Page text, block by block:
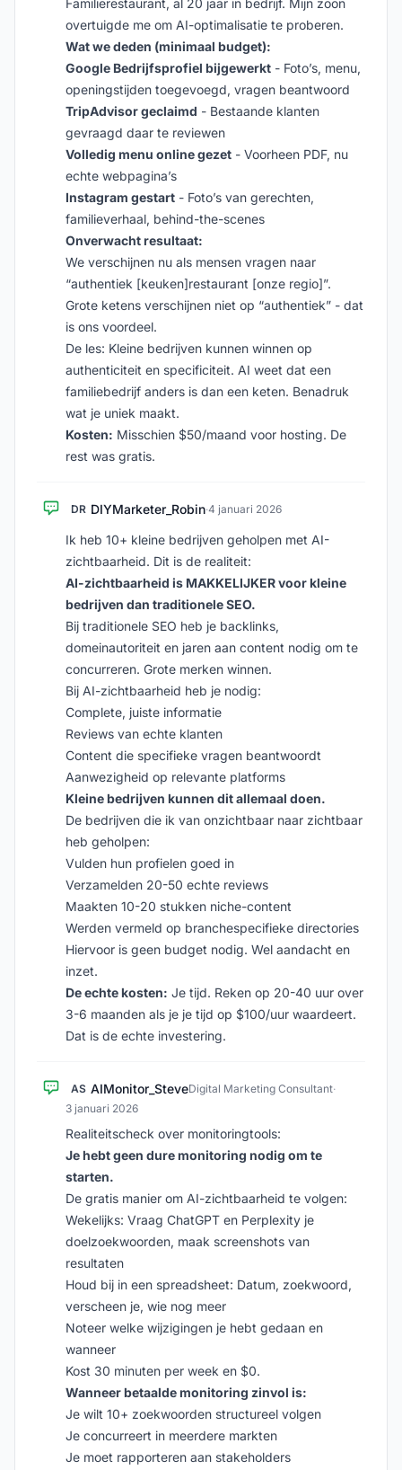
Familierestaurant, al 20 jaar in bedrijf. Mijn zoon
overtuigde me om AI-optimalisatie te proberen.
Wat we deden (minimaal budget):
Google Bedrijfsprofiel bijgewerkt - Foto’s, menu,
openingstijden toegevoegd, vragen beantwoord
TripAdvisor geclaimd - Bestaande klanten
gevraagd daar te reviewen
Volledig menu online gezet - Voorheen PDF, nu
echte webpagina’s
Instagram gestart - Foto’s van gerechten,
familieverhaal, behind-the-scenes
Onverwacht resultaat:
We verschijnen nu als mensen vragen naar
“authentiek [keuken]restaurant [onze regio]”.
Grote ketens verschijnen niet op “authentiek” - dat
is ons voordeel.
De les: Kleine bedrijven kunnen winnen op
authenticiteit en specificiteit. AI weet dat een
familiebedrijf anders is dan een keten. Benadruk
wat je uniek maakt.
Kosten: Misschien $50/maand voor hosting. De
rest was gratis.
DR DIYMarketer_Robin·4 januari 2026
Ik heb 10+ kleine bedrijven geholpen met AI-
zichtbaarheid. Dit is de realiteit:
AI-zichtbaarheid is MAKKELIJKER voor kleine
bedrijven dan traditionele SEO.
Bij traditionele SEO heb je backlinks,
domeinautoriteit en jaren aan content nodig om te
concurreren. Grote merken winnen.
Bij AI-zichtbaarheid heb je nodig:
Complete, juiste informatie
Reviews van echte klanten
Content die specifieke vragen beantwoordt
Aanwezigheid op relevante platforms
Kleine bedrijven kunnen dit allemaal doen.
De bedrijven die ik van onzichtbaar naar zichtbaar
heb geholpen:
Vulden hun profielen goed in
Verzamelden 20-50 echte reviews
Maakten 10-20 stukken niche-content
Werden vermeld op branchespecifieke directories
Hiervoor is geen budget nodig. Wel aandacht en
inzet.
De echte kosten: Je tijd. Reken op 20-40 uur over
3-6 maanden als je je tijd op $100/uur waardeert.
Dat is de echte investering.
AS AIMonitor_SteveDigital Marketing Consultant·
3 januari 2026
Realiteitscheck over monitoringtools:
Je hebt geen dure monitoring nodig om te
starten.
De gratis manier om AI-zichtbaarheid te volgen:
Wekelijks: Vraag ChatGPT en Perplexity je
doelzoekwoorden, maak screenshots van
resultaten
Houd bij in een spreadsheet: Datum, zoekwoord,
verscheen je, wie nog meer
Noteer welke wijzigingen je hebt gedaan en
wanneer
Kost 30 minuten per week en $0.
Wanneer betaalde monitoring zinvol is:
Je wilt 10+ zoekwoorden structureel volgen
Je concurreert in meerdere markten
Je moet rapporteren aan stakeholders